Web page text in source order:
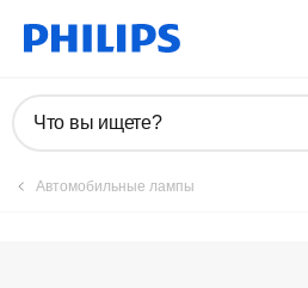
Что вы ищете?
Автомобильные лампы